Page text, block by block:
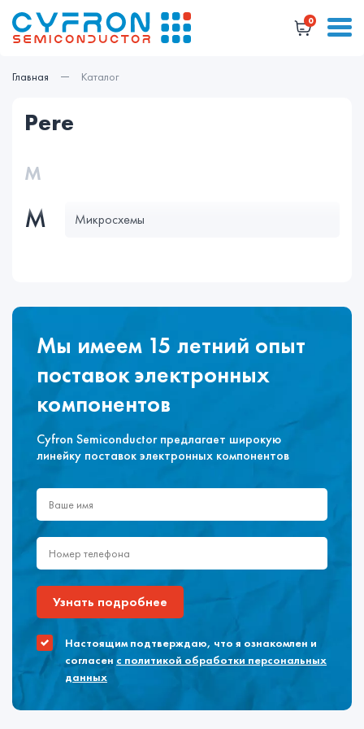
0
Главная Каталог
pere
М
М Микросхемы
Мы имеем 15 летний опыт
поставок электронных
компонентов
Cyfron Semiconductor предлагает широкую
линейку поставок электронных компонентов
Узнать подробнее
Настоящим подтверждаю, что я ознакомлен и
согласен с политикой обработки персональных
данных